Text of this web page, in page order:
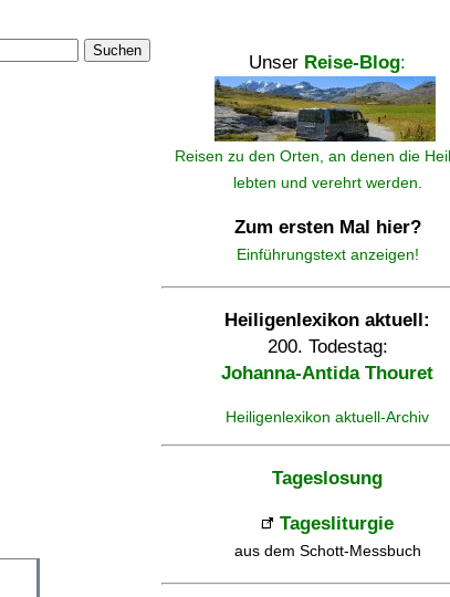
Suchen
Unser Reise-Blog:
Reisen zu den Orten, an denen die
lebten und verehrt werden.
Zum ersten Mal hier?
Einführungstext anzeigen!
Heiligenlexikon aktuell:
200. Todestag:
Johanna-Antida Thouret
Heiligenlexikon aktuell-Archiv
Tageslosung
Tagesliturgie
aus dem Schott-Messbuch